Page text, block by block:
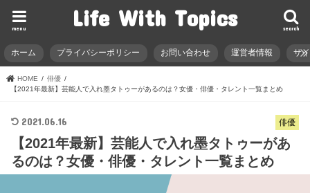
Life With Topics search
menu
ホーム プライバシーポリシー お問い合わせ 運営者情報 サ
HOME
俳優
【2021年最新】芸能人で入れ墨タトゥーがあるのは？女優・俳優・タレント一覧まとめ
俳優
2021.06.16
【2021年最新】芸能人で入れ墨タトゥーがあ
るのは？女優・俳優・タレント一覧まとめ